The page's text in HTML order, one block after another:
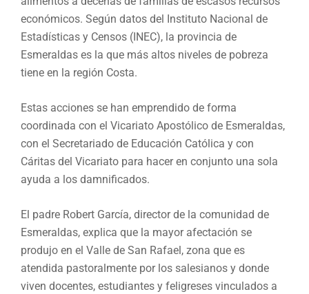
económicos. Según datos del Instituto Nacional de
Estadísticas y Censos (INEC), la provincia de
Esmeraldas es la que más altos niveles de pobreza
tiene en la región Costa.
Estas acciones se han emprendido de forma
coordinada con el Vicariato Apostólico de Esmeraldas,
con el Secretariado de Educación Católica y con
Cáritas del Vicariato para hacer en conjunto una sola
ayuda a los damnificados.
El padre Robert García, director de la comunidad de
Esmeraldas, explica que la mayor afectación se
produjo en el Valle de San Rafael, zona que es
atendida pastoralmente por los salesianos y donde
viven docentes, estudiantes y feligreses vinculados a